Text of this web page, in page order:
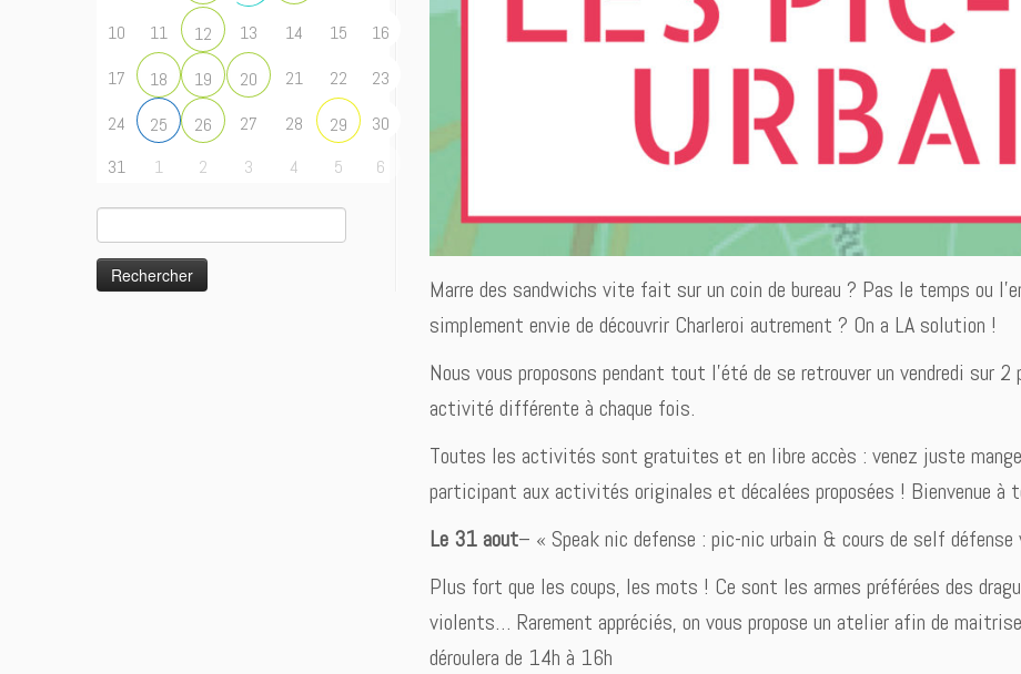
10 11 12 13 14 15
16
17
18 19 20 21 22
23
24
25 26 27 28 29
30
31
1 2 3 4 5 6
Marre des sandwichs vite fait sur un coin de bureau ? Pas le temps ou
simplement envie de découvrir Charleroi autrement ? On a LA solution !
Nous vous proposons pendant tout l’été de se retrouver un vendredi sur
activité différente à chaque fois.
Toutes les activités sont gratuites et en libre accès : venez juste
participant aux activités originales et décalées proposées ! Bienvenue à
Le 31 aout– « Speak nic defense : pic-nic urbain & cours de self défense
Plus fort que les coups, les mots ! Ce sont les armes préférées des
violents… Rarement appréciés, on vous propose un atelier afin de
déroulera de 14h à 16h